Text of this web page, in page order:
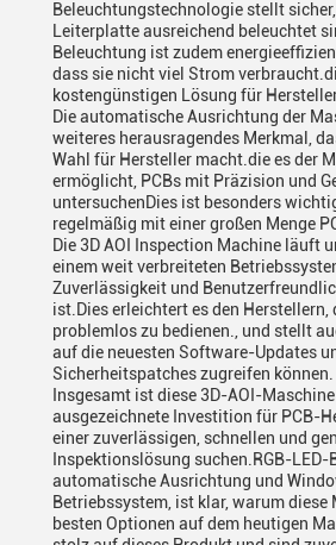
Beleuchtungstechnologie stellt
Leiterplatte ausreichend beleuchtet
Beleuchtung ist zudem
dass sie nicht viel Strom
kostengünstigen Lösung für
Die automatische Ausrichtung der
weiteres herausragendes Merkmal,
Wahl für Hersteller macht.die es der
ermöglicht, PCBs mit Präzision und
untersuchenDies ist besonders
regelmäßig mit einer großen Menge
Die 3D AOI Inspection Machine läuft
einem weit verbreiteten
Zuverlässigkeit und
ist.Dies erleichtert es den Herstellern,
problemlos zu bedienen., und stellt
auf die neuesten Software-Updates
Sicherheitspatches zugreifen können.
Insgesamt ist diese 3D-AOI-
ausgezeichnete Investition für PCB-
einer zuverlässigen, schnellen und
Inspektionslösung suchen.RGB-LED-
automatische Ausrichtung und
Betriebssystem, ist klar, warum diese
besten Optionen auf dem heutigen